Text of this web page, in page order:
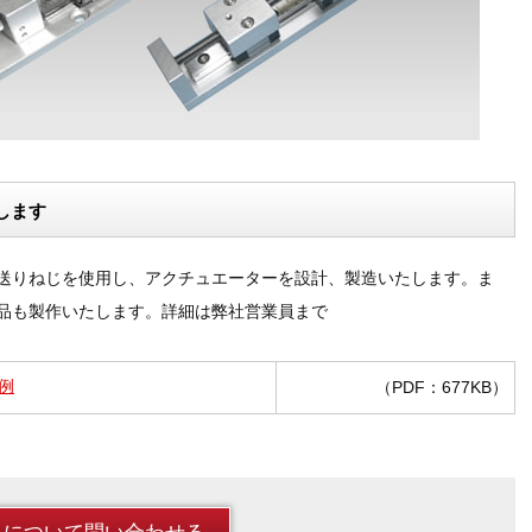
ます
ねじを使用し、アクチュエーターを設計、製造いたします。ま
も製作いたします。詳細は弊社営業員まで
（PDF：677KB）